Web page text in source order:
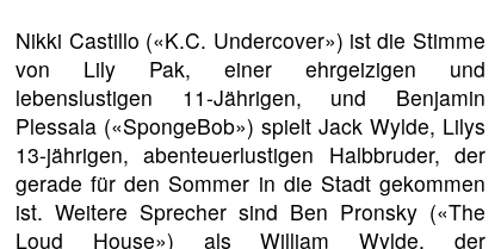
Nikki Castillo («K.C. Undercover») ist die Stimme
von Lily Pak, einer ehrgeizigen und
lebenslustigen 11-Jährigen, und Benjamin
Plessala («SpongeBob») spielt Jack Wylde, Lilys
13-jährigen, abenteuerlustigen Halbbruder, der
gerade für den Sommer in die Stadt gekommen
ist. Weitere Sprecher sind Ben Pronsky («The
Loud House») als William Wylde, der